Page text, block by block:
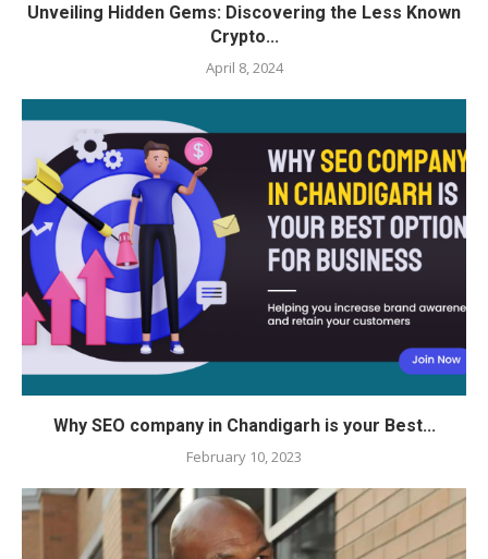
Unveiling Hidden Gems: Discovering the Less Known
Crypto...
April 8, 2024
Why SEO company in Chandigarh is your Best...
February 10, 2023